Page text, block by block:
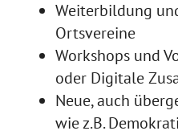
Weiterbildung
Ortsvereine
Workshops und
oder Digitale
Neue, auch
wie z.B.